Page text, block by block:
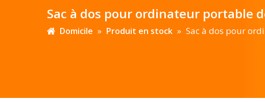
Sac à dos pour ordinateur portable
Domicile » Produit en stock » Sac à dos pour